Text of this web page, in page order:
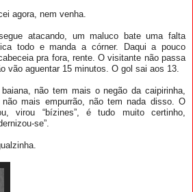
agora, nem venha.
atacando, um maluco bate uma falta
todo e manda a córner. Daqui a pouco
pra fora, rente. O visitante não passa
vão aguentar 15 minutos. O gol sai aos 13.
não tem mais o negão da caipirinha,
mais empurrão, não tem nada disso. O
virou “bízines”, é tudo muito certinho,
se”.